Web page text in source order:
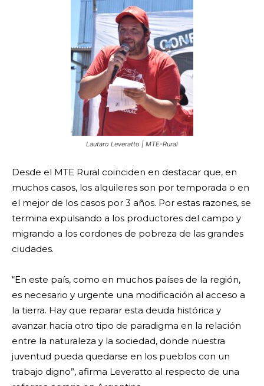
Lautaro Leveratto | MTE-Rural
Desde el MTE Rural coinciden en destacar que, en
muchos casos, los alquileres son por temporada o en
el mejor de los casos por 3 años. Por estas razones, se
termina expulsando a los productores del campo y
migrando a los cordones de pobreza de las grandes
ciudades.
“En este país, como en muchos países de la región,
es necesario y urgente una modificación al acceso a
la tierra. Hay que reparar esta deuda histórica y
avanzar hacia otro tipo de paradigma en la relación
entre la naturaleza y la sociedad, donde nuestra
juventud pueda quedarse en los pueblos con un
trabajo digno”, afirma Leveratto al respecto de una